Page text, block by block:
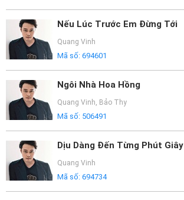
Nếu Lúc Trước Em Đừng Tới
Quang Vinh
Mã số: 694601
Ngôi Nhà Hoa Hồng
Quang Vinh, Bảo Thy
Mã số: 506491
Dịu Dàng Đến Từng Phút Giây
Quang Vinh
Mã số: 694734